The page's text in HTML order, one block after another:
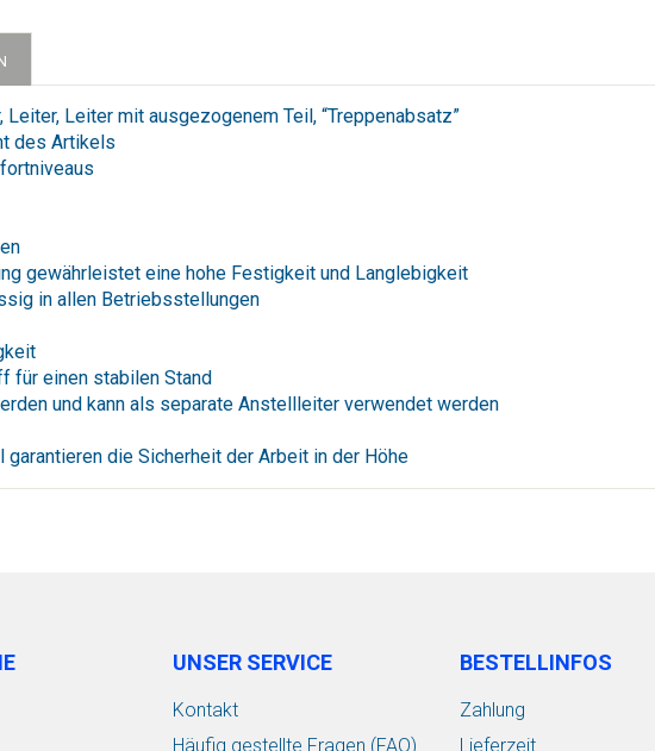
Leiter mit ausgezogenem Teil, “Treppenabsatz”
des Artikels
gewährleistet eine hohe Festigkeit und Langlebigkeit
in allen Betriebsstellungen
für einen stabilen Stand
und kann als separate Anstellleiter verwendet werden
die Sicherheit der Arbeit in der Höhe
UNSER SERVICE
Kontakt
Häufig gestellte Fragen (FAQ)
BESTELLINFOS
Zahlung
Lieferzeit